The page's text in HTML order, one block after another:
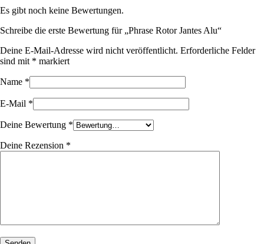
Es gibt noch keine Bewertungen.
Schreibe die erste Bewertung für „Phrase Rotor Jantes Alu“
Deine E-Mail-Adresse wird nicht veröffentlicht. Erforderliche Felder
sind mit * markiert
Name *
E-Mail *
Deine Bewertung *
Deine Rezension *